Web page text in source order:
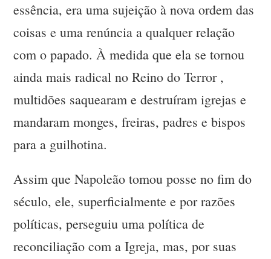
essência, era uma sujeição à nova ordem das
coisas e uma renúncia a qualquer relação
com o papado. À medida que ela se tornou
ainda mais radical no Reino do Terror ,
multidões saquearam e destruíram igrejas e
mandaram monges, freiras, padres e bispos
para a guilhotina.
Assim que Napoleão tomou posse no fim do
século, ele, superficialmente e por razões
políticas, perseguiu uma política de
reconciliação com a Igreja, mas, por suas